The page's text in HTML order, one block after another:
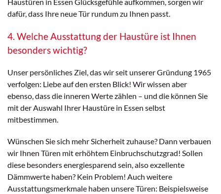
Haustüren in Essen Glücksgefühle aufkommen, sorgen wir
dafür, dass Ihre neue Tür rundum zu Ihnen passt.
4. Welche Ausstattung der Haustüre ist Ihnen
besonders wichtig?
Unser persönliches Ziel, das wir seit unserer Gründung 1965
verfolgen: Liebe auf den ersten Blick! Wir wissen aber
ebenso, dass die inneren Werte zählen – und die können Sie
mit der Auswahl Ihrer Haustüre in Essen selbst
mitbestimmen.
Wünschen Sie sich mehr Sicherheit zuhause? Dann verbauen
wir Ihnen Türen mit erhöhtem Einbruchschutzgrad! Sollen
diese besonders energiesparend sein, also exzellente
Dämmwerte haben? Kein Problem! Auch weitere
Ausstattungsmerkmale haben unsere Türen: Beispielsweise